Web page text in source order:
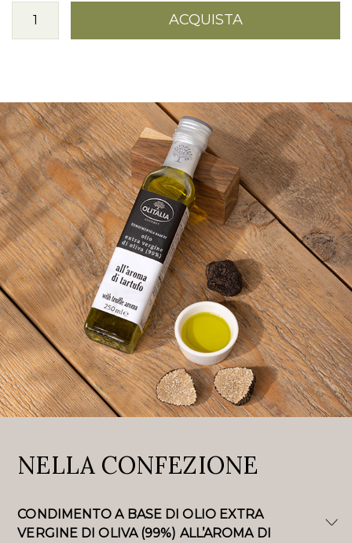
ACQUISTA
NELLA CONFEZIONE
CONDIMENTO A BASE DI OLIO EXTRA
VERGINE DI OLIVA (99%) ALL’AROMA DI